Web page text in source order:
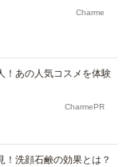
Charme
！あの人気コスメを体験
CharmePR
！洗顔石鹸の効果とは？